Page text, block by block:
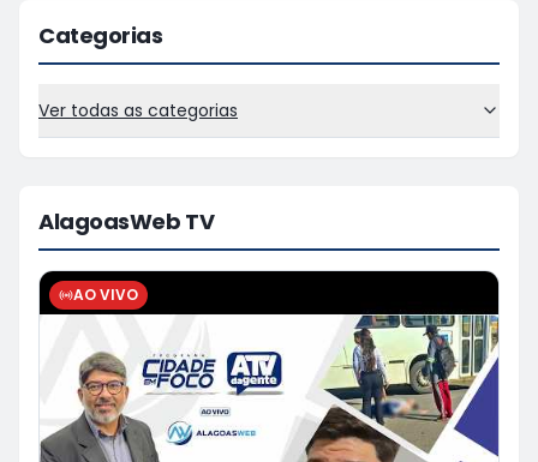
Categorias
Ver todas as categorias
AlagoasWeb TV
AO VIVO